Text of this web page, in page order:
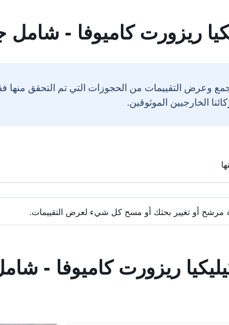
ريزورت كاميوفا - شامل
وعرض التقييمات من الحجوزات التي تم التحقق
مرشح أو تغيير بحثك أو مسح كل شيء لعرض التقييمات.
ريزورت كاميوفا -